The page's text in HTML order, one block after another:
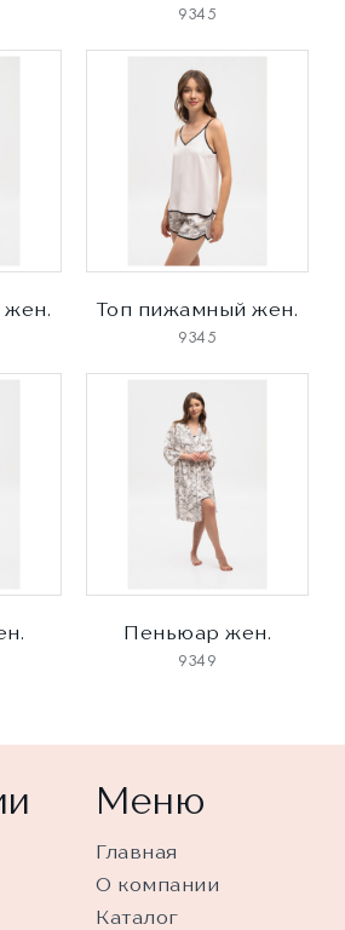
9345
Топ пижамный жен.
9345
Пеньюар жен.
9349
Меню
Главная
О компании
Каталог